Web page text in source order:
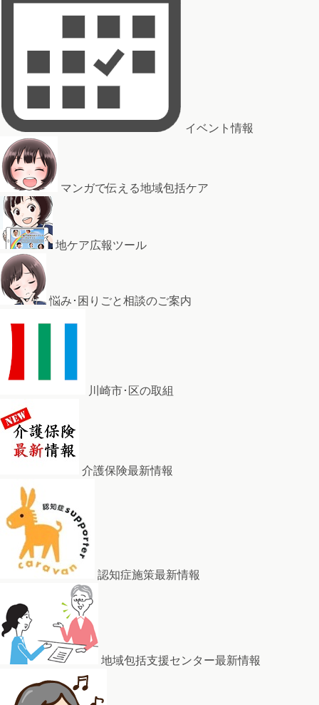
イベント情報
マンガで伝える地域包括ケア
地ケア広報ツール
悩み･困りごと相談のご案内
川崎市･区の取組
介護保険最新情報
認知症施策最新情報
地域包括支援センター最新情報